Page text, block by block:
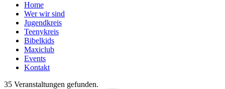
Home
Wer wir sind
Jugendkreis
Teenykreis
Bibelkids
Maxiclub
Events
Kontakt
35 Veranstaltungen gefunden.